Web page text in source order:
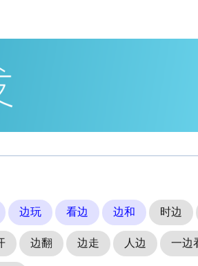
边玩 看边 边和 时边
边翻 边走 人边 一边